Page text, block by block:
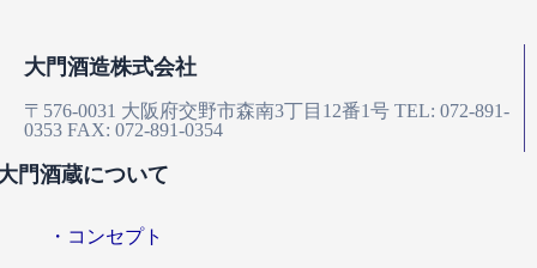
大門酒造株式会社
〒576-0031 大阪府交野市森南3丁目12番1号 TEL: 072-891-
0353 FAX: 072-891-0354
門酒蔵について
・コンセプト